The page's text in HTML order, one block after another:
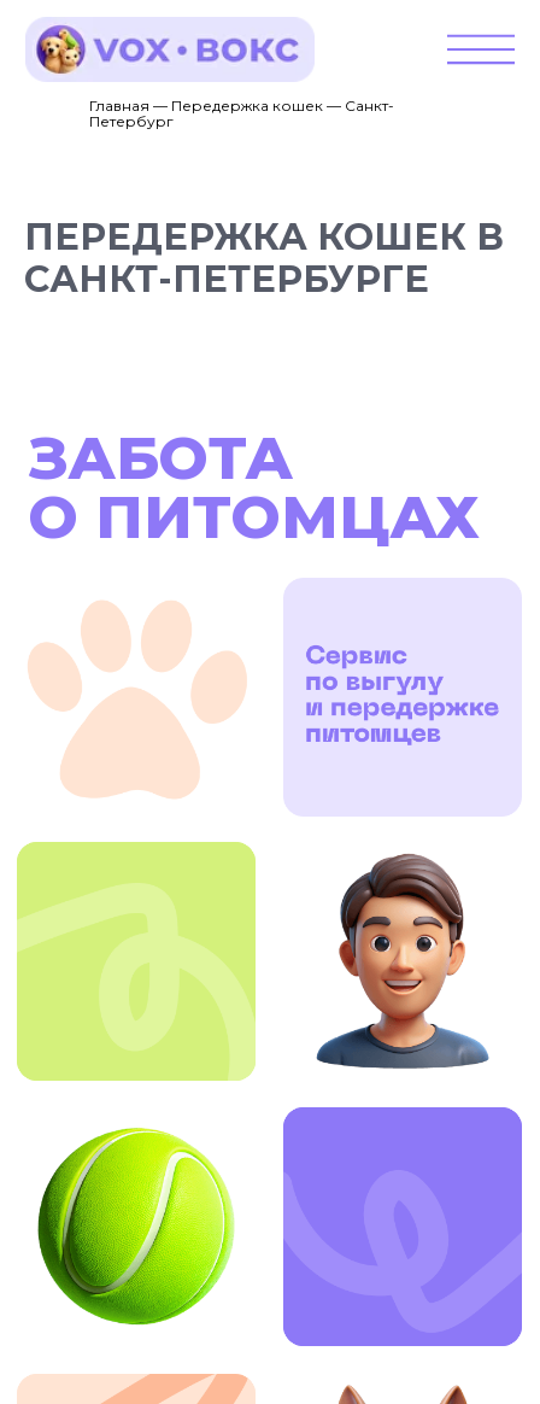
Главная — Передержка кошек — Санкт-
Петербург
ПЕРЕДЕРЖКА КОШЕК В
САНКТ-ПЕТЕРБУРГЕ
ЗАКАЗАТЬ УСЛУГУ